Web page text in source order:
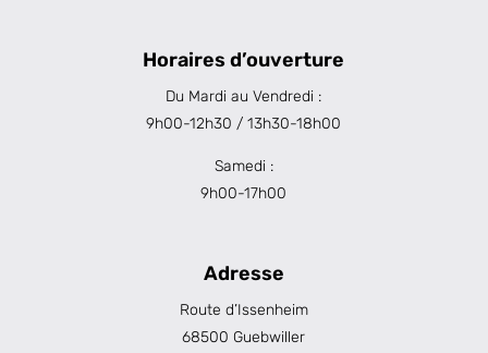
Horaires d’ouverture
Du Mardi au Vendredi :
9h00-12h30 / 13h30-18h00
Samedi :
9h00-17h00
Adresse
Route d’Issenheim
68500 Guebwiller